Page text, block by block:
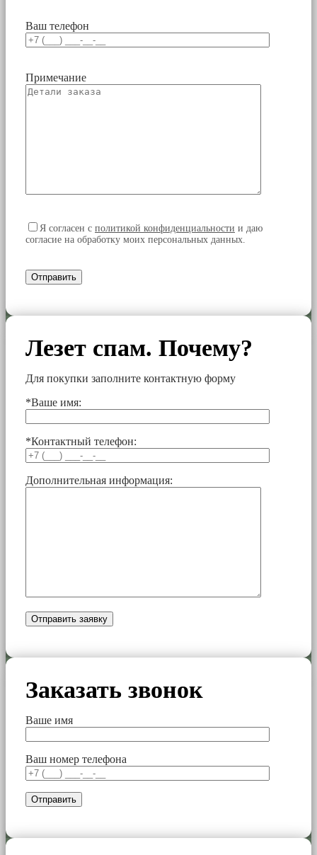
Ваш телефон
Примечание
Я согласен с политикой конфиденциальности и даю
согласие на обработку моих персональных данных.
Лезет спам. Почему?
Для покупки заполните контактную форму
*Ваше имя:
*Контактный телефон:
Дополнительная информация:
Заказать звонок
Ваше имя
Ваш номер телефона